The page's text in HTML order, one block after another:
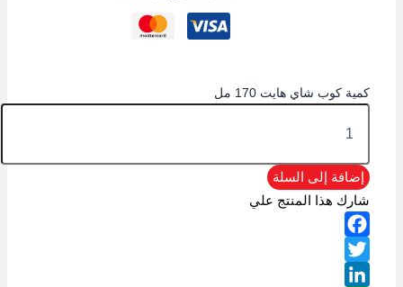
كمية كوب شاي هايت 170 مل
إضافة إلى السلة
شارك هذا المنتج علي
Facebook
Twitter